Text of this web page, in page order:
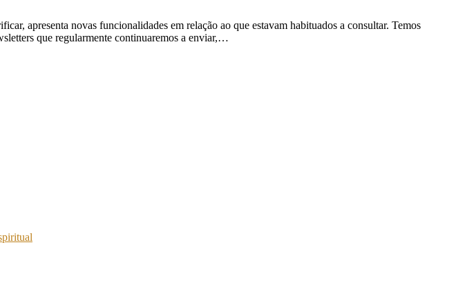
apresenta novas funcionalidades em relação ao que estavam habituados a consultar. Temos
que regularmente continuaremos a enviar,…